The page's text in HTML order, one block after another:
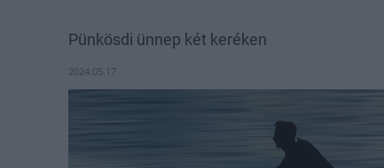
Pünkösdi ünnep két keréken
2024.05.17